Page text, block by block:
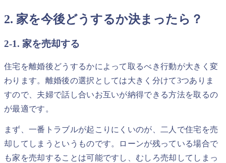
2. 家を今後どうするか決まったら？
2-1. 家を売却する
住宅を離婚後どうするかによって取るべき行動が大きく変
わります。離婚後の選択としては大きく分けて3つありま
すので、夫婦で話し合いお互いが納得できる方法を取るの
が最適です。
まず、一番トラブルが起こりにくいのが、二人で住宅を売
却してしまうというものです。ローンが残っている場合で
も家を売却することは可能ですし、むしろ売却してしまっ